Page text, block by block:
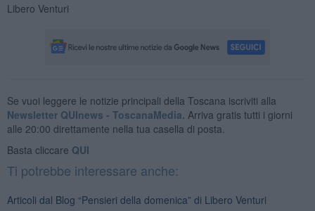
Libero Venturi
Se vuoi leggere le notizie principali della Toscana iscriviti alla
Newsletter QUInews - ToscanaMedia. Arriva gratis tutti i giorni
alle 20:00 direttamente nella tua casella di posta.
Basta cliccare QUI
Ti potrebbe interessare anche:
Articoli dal Blog “Pensieri della domenica” di Libero Venturi